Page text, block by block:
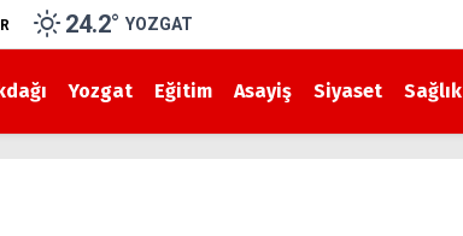
24.2° YOZGAT
Yozgat Eğitim Asayiş Siyaset Sağlık